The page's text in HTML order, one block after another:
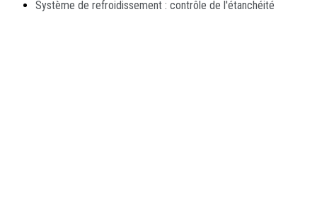
Système de refroidissement : contrôle de l'étanchéité